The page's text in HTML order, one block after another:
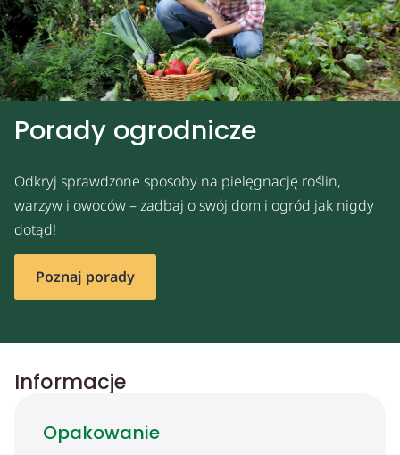
Porady ogrodnicze
Odkryj sprawdzone sposoby na pielęgnację roślin,
warzyw i owoców – zadbaj o swój dom i ogród jak nigdy
dotąd!
Poznaj porady
Informacje
Opakowanie